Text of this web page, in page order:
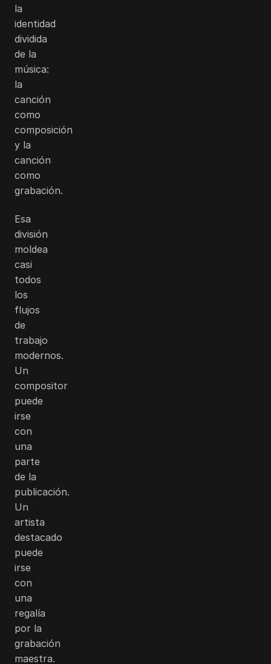
la
identidad
dividida
de la
música:
la
canción
como
composición
y la
canción
como
grabación.
Esa
división
moldea
casi
todos
los
flujos
de
trabajo
modernos.
Un
compositor
puede
irse
con
una
parte
de la
publicación.
Un
artista
destacado
puede
irse
con
una
regalía
por la
grabación
maestra.